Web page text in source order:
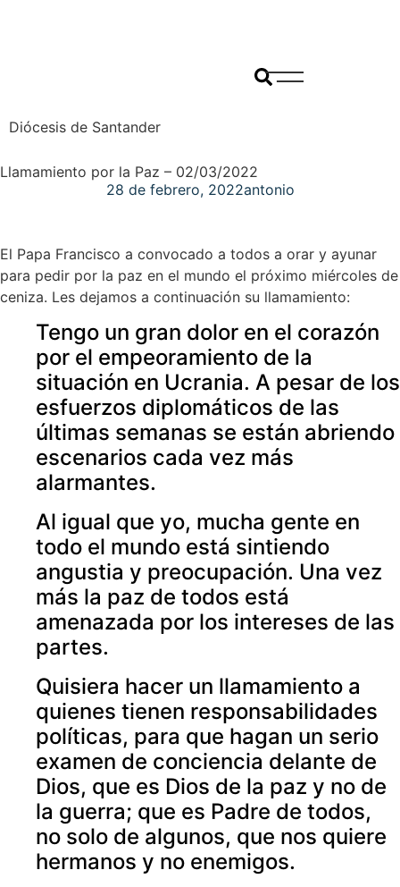
Diócesis de Santander
Llamamiento por la Paz – 02/03/2022
28 de febrero, 2022antonio
El Papa Francisco a convocado a todos a orar y ayunar
para pedir por la paz en el mundo el próximo miércoles de
ceniza. Les dejamos a continuación su llamamiento:
Tengo un gran dolor en el corazón
por el empeoramiento de la
situación en Ucrania. A pesar de los
esfuerzos diplomáticos de las
últimas semanas se están abriendo
escenarios cada vez más
alarmantes.
Al igual que yo, mucha gente en
todo el mundo está sintiendo
angustia y preocupación. Una vez
más la paz de todos está
amenazada por los intereses de las
partes.
Quisiera hacer un llamamiento a
quienes tienen responsabilidades
políticas, para que hagan un serio
examen de conciencia delante de
Dios, que es Dios de la paz y no de
la guerra; que es Padre de todos,
no solo de algunos, que nos quiere
hermanos y no enemigos.